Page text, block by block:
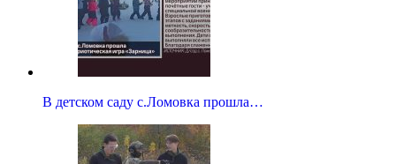
В детском саду с.Ломовка прошла…